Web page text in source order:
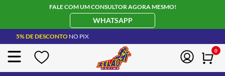
FALE COM UM CONSULTOR AGORA MESMO!
WHATSAPP
5% DE DESCONTO NO PIX
0